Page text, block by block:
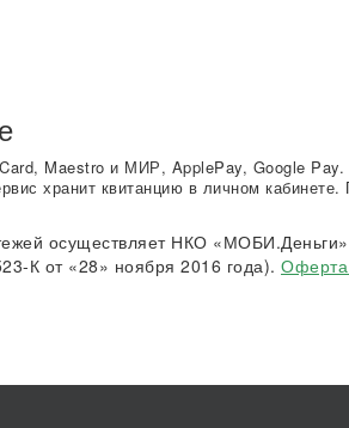
Maestro и МИР, ApplePay, Google
хранит квитанцию в личном кабинете.
осуществляет НКО
К от «28» ноября 2016 года).